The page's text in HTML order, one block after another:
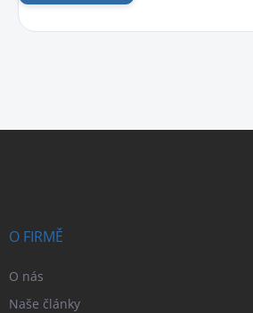
Z
O FIRMĚ
O nás
Naše články